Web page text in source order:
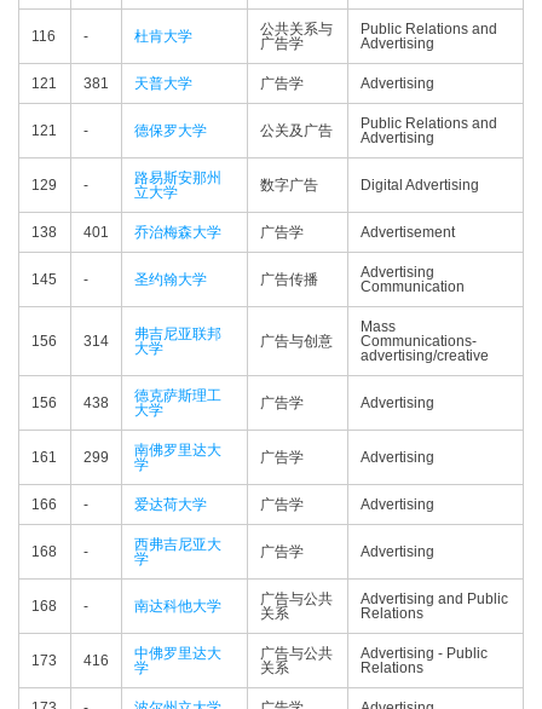
116 - 杜肯大学
公共关系与
广告学
Public Relations and
Advertising
121 381 天普大学 广告学 Advertising
121 - 德保罗大学 公关及广告
Public Relations and
Advertising
129 -
路易斯安那州
立大学
数字广告 Digital Advertising
138 401 乔治梅森大学 广告学 Advertisement
145 - 圣约翰大学 广告传播
Advertising
Communication
156 314
弗吉尼亚联邦
大学
广告与创意
Mass
Communications-
advertising/creative
156 438
德克萨斯理工
大学
广告学 Advertising
161 299
南佛罗里达大
学
广告学 Advertising
166 - 爱达荷大学 广告学 Advertising
168 -
西弗吉尼亚大
学
广告学 Advertising
168 - 南达科他大学
广告与公共
关系
Advertising and Public
Relations
173 416
中佛罗里达大
学
广告与公共
关系
Advertising - Public
Relations